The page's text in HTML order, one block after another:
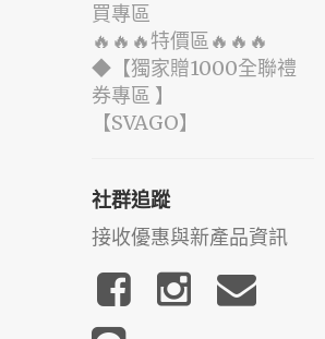
買專區
🔥🔥🔥特價區🔥🔥🔥
◆【獨家贈1000全聯禮
券專區 】
️【SVAGO】️
社群追蹤
接收優惠與新產品資訊